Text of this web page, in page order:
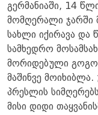
გერმანიაში, 14
მომღერალი ჯარში
სახლი იქირავა და
სამხედრო
მორიდებული
მაშინვე
პრესლის
მისი დიდი